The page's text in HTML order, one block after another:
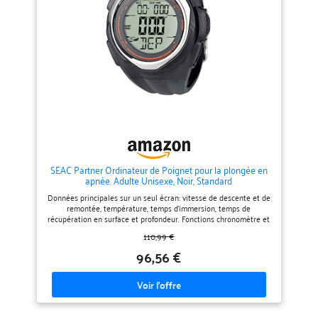
batterie est jusqu'à 6 jours en
mode heure ; lorsque vous ne
plongez pas, connectez-vous sans
fil à Suunto App pour recevoir
des notifications d'applications
【Plusieurs Modes de Plongée】
Choisissez entre 3 modes de
plongée, naviguez dans le menu
plongée dans l'application
Suunto, choisir différents styles
que vous souhaitez voir pendant
votre plongée La
personnalisation des modes de
plongée vous permet également
de définir les paramètres des
gaz, des algorithmes et des
alarmes de plongée 【Connexion
atmosphérique directement
depuis votre poignet Associez
votre Suunto D5 au Suunto Tank
POD avant de plonger pour
plongée, boussole intégrée
permettant d'explorer en toute
tranquillité. GÈRE 3 MÉLANGES
DE GAZ NITROX DIFFÉRENTS :
Fonction exécutable pendant la
plongée, idéale pour les
plongeurs avancés ou techniques
qui ont besoin d'une gestion
flexible du gaz. RAFFAELLO N'EST
réduisant ainsi la résistance et
l'encombrement. Son
impressionnante autonomie de 4
ans, ainsi que son remplacement
facile par l'utilisateur, vous
garantissent d'être prêt pour
produits pour les sports
SEAC Partner Ordinateur de Poignet pour la plongée en
apnée. Adulte Unisexe, Noir, Standard
Données principales sur un seul écran: vitesse de descente et de
remontée, température, temps d'immersion, temps de
récupération en surface et profondeur. Fonctions chronomètre et
compte à rebours. Enregistrez les sessions d’apnée jusqu’à 99
plongées. Fonctionne avec une pile CR2032 standard et est
étanche jusqu’à 100 mètres de profondeur. Écran rétroéclairé.
110,99 €
96,56 €